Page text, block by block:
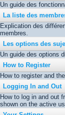
Un guide des
La liste des
Explication des
membres.
Les options des
Un guide des options
How to Register
How to register and
Logging In and Out
How to log in and out
shown on the active